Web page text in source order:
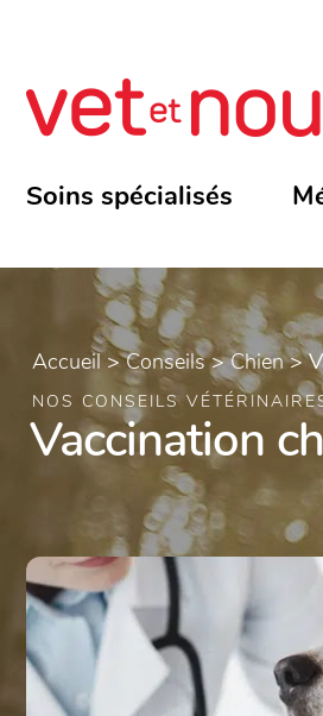
Soins spécialisés
Accueil>Conseils>Chien>
NOS CONSEILS
Vaccination